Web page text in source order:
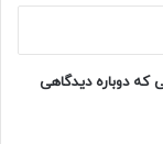
که دوباره دیدگاهی